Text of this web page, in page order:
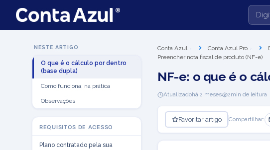
NESTE ARTIGO
O que é o cálculo por dentro
(base dupla)
Como funciona, na prática
Observações
REQUISITOS DE ACESSO
Plano contratado pela sua
Conta Azul Conta Azul Pro
Preencher nota fiscal de produto (NF-e)
NF-e: o que é o
Atualizadohá 2 meses 2min de leitura
Favoritar artigo Compartilhar: